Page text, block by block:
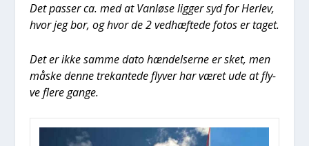
Det pas­ser ca. med at Van­lø­se lig­ger syd for Her­lev,
hvor jeg bor, og hvor de 2 ved­hæf­te­de fotos er taget.
Det er ikke sam­me dato hæn­del­ser­ne er sket, men
måske den­ne tre­kan­te­de fly­ver har været ude at fly­
ve fle­re gan­ge.